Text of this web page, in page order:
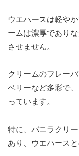
ウエハースは軽や
ームは濃厚であり
させません。
クリームのフレー
ベリーなど多彩で
っています。
特に、バニラクリ
あり、ウエハース